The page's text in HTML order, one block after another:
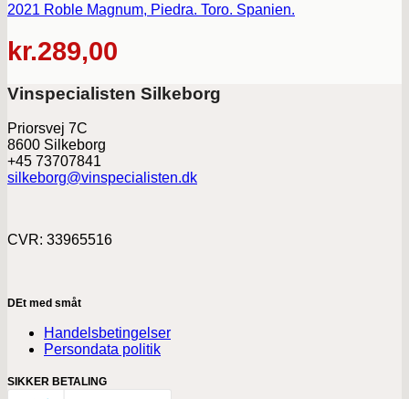
2021 Roble Magnum, Piedra. Toro. Spanien.
kr.289,00
Vinspecialisten Silkeborg
Priorsvej 7C
8600 Silkeborg
+45 73707841
silkeborg@vinspecialisten.dk
CVR: 33965516
DEt med småt
Handelsbetingelser
Persondata politik
SIKKER BETALING